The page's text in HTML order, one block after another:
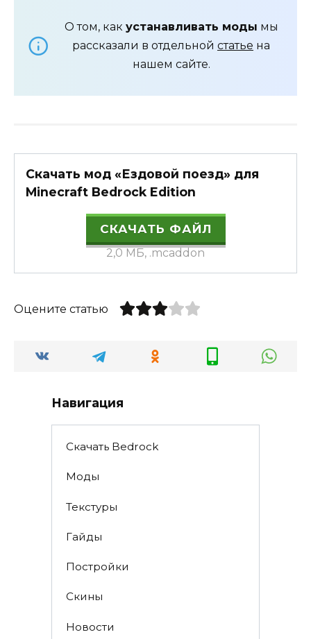
О том, как устанавливать моды мы
рассказали в отдельной статье на
нашем сайте.
Скачать мод «Ездовой поезд» для
Minecraft Bedrock Edition
СКАЧАТЬ ФАЙЛ
2,0 МБ, .mcaddon
Оцените статью
Навигация
Скачать Bedrock
Моды
Текстуры
Гайды
Постройки
Скины
Новости